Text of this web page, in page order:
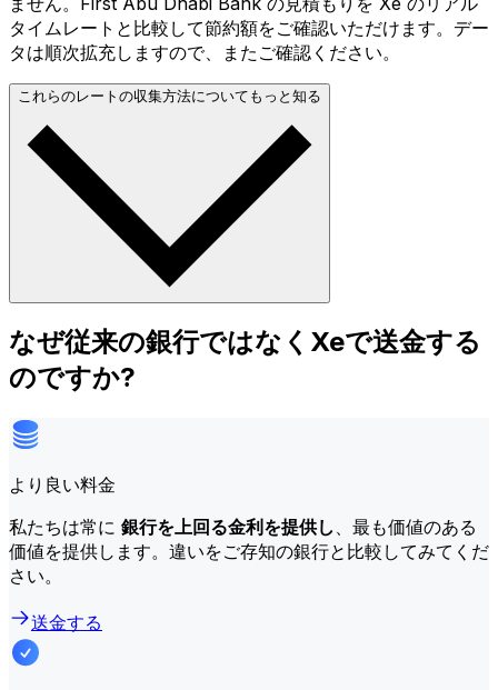
タイムレートと比較して節約額をご確認いただけます。デー
タは順次拡充しますので、またご確認ください。
これらのレートの収集方法についてもっと知る
なぜ従来の銀行ではなくXeで送金する
のですか?
より良い料金
私たちは常に 銀行を上回る金利を提供し 、最も価値のある
価値を提供します。違いをご存知の銀行と比較してみてくだ
さい。
送金する